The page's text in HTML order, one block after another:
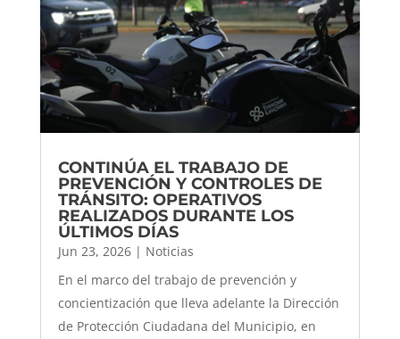
CONTINÚA EL TRABAJO DE
PREVENCIÓN Y CONTROLES DE
TRÁNSITO: OPERATIVOS
REALIZADOS DURANTE LOS
ÚLTIMOS DÍAS
Jun 23, 2026| Noticias
En el marco del trabajo de prevención y
concientización que lleva adelante la Dirección
de Protección Ciudadana del Municipio, en